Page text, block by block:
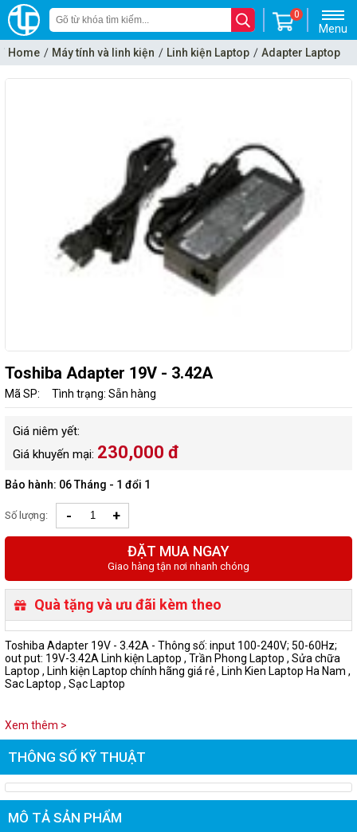
Menu
0
Home Máy tính và linh kiện Linh kiện Laptop Adapter Laptop
Toshiba Adapter 19V - 3.42A
Mã SP: Tình trạng: Sẵn hàng
Giá niêm yết:
Giá khuyến mại: 230,000 đ
Bảo hành: 06 Tháng - 1 đổi 1
Số lượng: - +
ĐẶT MUA NGAY
Giao hàng tận nơi nhanh chóng
Quà tặng và ưu đãi kèm theo
Toshiba Adapter 19V - 3.42A - Thông số: input 100-240V; 50-60Hz;
out put: 19V-3.42A Linh kiện Laptop , Trần Phong Laptop , Sửa chữa
Laptop , Linh kiện Laptop chính hãng giá rẻ , Linh Kien Laptop Ha Nam ,
Sac Laptop , Sạc Laptop
Xem thêm >
THÔNG SỐ KỸ THUẬT
MÔ TẢ SẢN PHẨM